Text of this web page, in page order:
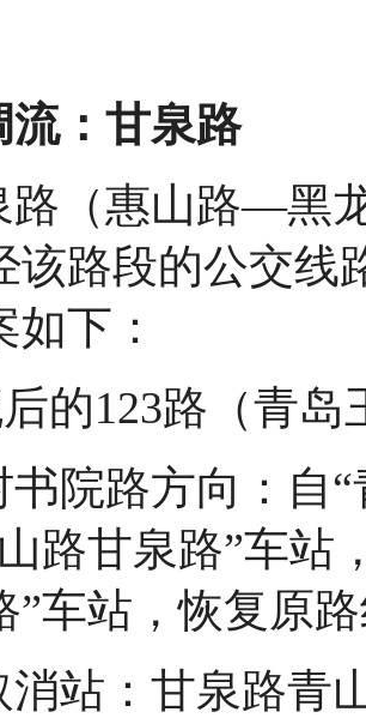
流：甘泉路
路（惠山路—黑
该路段的公交线
下：
的123路（青
书院路方向：自
路甘泉路”车站
”车站，恢复原
消站：甘泉路青